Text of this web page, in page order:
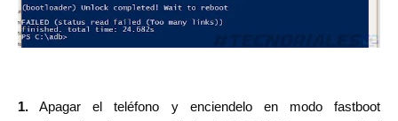
1. Apagar el teléfono y enciendelo en modo fastboot